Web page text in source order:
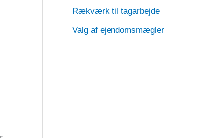
Rækværk til tagarbejde
Valg af ejendomsmægler